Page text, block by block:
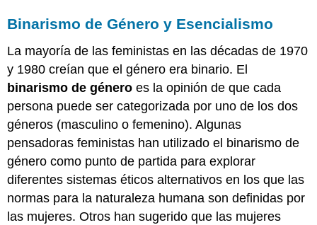
Binarismo de Género y Esencialismo
La mayoría de las feministas en las décadas de 1970
y 1980 creían que el género era binario. El
binarismo de género es la opinión de que cada
persona puede ser categorizada por uno de los dos
géneros (masculino o femenino). Algunas
pensadoras feministas han utilizado el binarismo de
género como punto de partida para explorar
diferentes sistemas éticos alternativos en los que las
normas para la naturaleza humana son definidas por
las mujeres. Otros han sugerido que las mujeres